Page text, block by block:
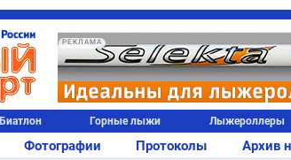
РЕКЛАМА
Биатлон Горные лыжи Лыжероллеры
Фотографии Протоколы Архив